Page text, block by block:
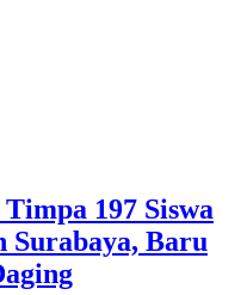
197 Siswa
Surabaya, Baru